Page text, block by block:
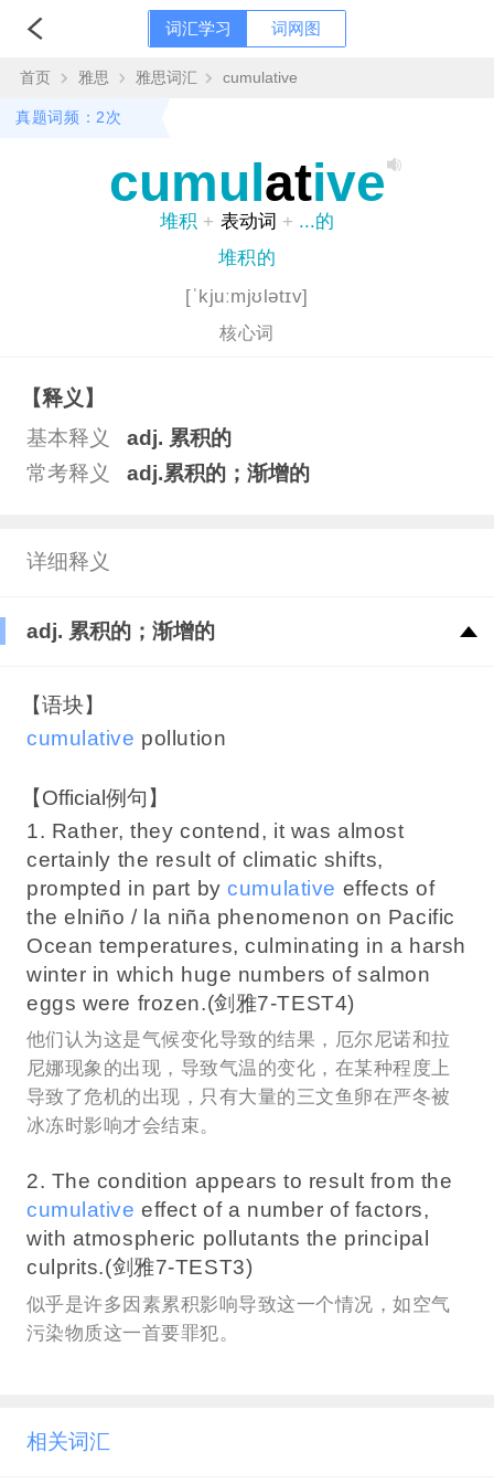
词汇学习 词网图
首页 雅思 雅思词汇 cumulative
真题词频：2次
cumul ative
堆积 + 表动词 + ...的
堆积的
[ˈkjuːmjʊlətɪv]
核心词
【释义】
基本释义
adj. 累积的
常考释义
adj.累积的；渐增的
详细释义
adj. 累积的；渐增的
【语块】
cumulative pollution
【Official例句】
1. Rather, they contend, it was almost
certainly the result of climatic shifts,
prompted in part bycumulative effects of
the elniño / la niña phenomenon on Pacific
Ocean temperatures, culminating in a harsh
winter in which huge numbers of salmon
eggs were frozen.(剑雅7-TEST4)
他们认为这是气候变化导致的结果，厄尔尼诺和拉
尼娜现象的出现，导致气温的变化，在某种程度上
导致了危机的出现，只有大量的三文鱼卵在严冬被
冰冻时影响才会结束。
2. The condition appears to result from the
cumulative effect of a number of factors,
with atmospheric pollutants the principal
culprits.(剑雅7-TEST3)
似乎是许多因素累积影响导致这一个情况，如空气
污染物质这一首要罪犯。
相关词汇